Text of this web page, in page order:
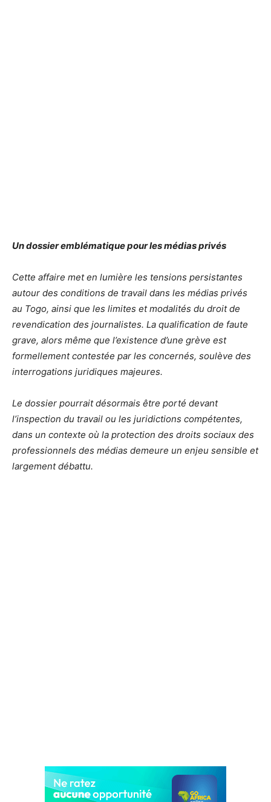
Un dossier emblématique pour les médias privés
Cette affaire met en lumière les tensions persistantes
autour des conditions de travail dans les médias privés
au Togo, ainsi que les limites et modalités du droit de
revendication des journalistes. La qualification de faute
grave, alors même que l’existence d’une grève est
formellement contestée par les concernés, soulève des
interrogations juridiques majeures.
Le dossier pourrait désormais être porté devant
l’inspection du travail ou les juridictions compétentes,
dans un contexte où la protection des droits sociaux des
professionnels des médias demeure un enjeu sensible et
largement débattu.